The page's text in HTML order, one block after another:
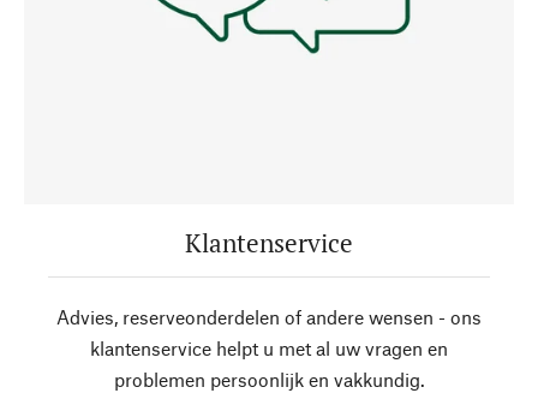
Klantenservice
Advies, reserveonderdelen of andere wensen - ons
klantenservice helpt u met al uw vragen en
problemen persoonlijk en vakkundig.